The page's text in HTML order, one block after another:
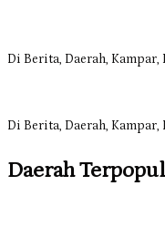
Di Berita, Daerah,
Di Berita, Daerah,
Daerah